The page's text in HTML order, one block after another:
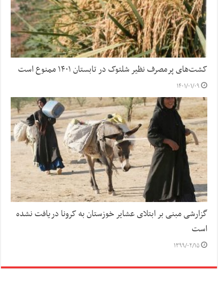
کشت‌های پرمصرف نظیر شلتوک در تابستان ۱۴۰۱ ممنوع است
۱۴۰۱/۰۱/۰۹
گزارشی مبنی بر ابتلای عشایر خوزستان به کرونا دریافت نشده
است
۱۳۹۹/۰۲/۱۵